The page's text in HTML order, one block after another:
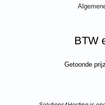
BTW
Getoonde